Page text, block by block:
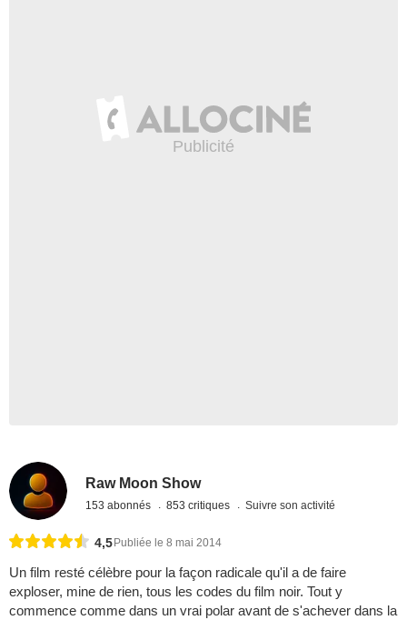
Raw Moon Show
153 abonnés 853 critiques Suivre son activité
4,5 Publiée le 8 mai 2014
Un film resté célèbre pour la façon radicale qu'il a de faire
exploser, mine de rien, tous les codes du film noir. Tout y
commence comme dans un vrai polar avant de s'achever dans la